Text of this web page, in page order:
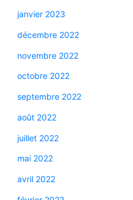
janvier 2023
décembre 2022
novembre 2022
octobre 2022
septembre 2022
août 2022
juillet 2022
mai 2022
avril 2022